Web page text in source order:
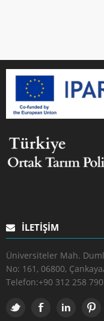
İLETIŞIM
Üniversiteler Mah.
No: 161, 06800,
Telefon:+90 312 258